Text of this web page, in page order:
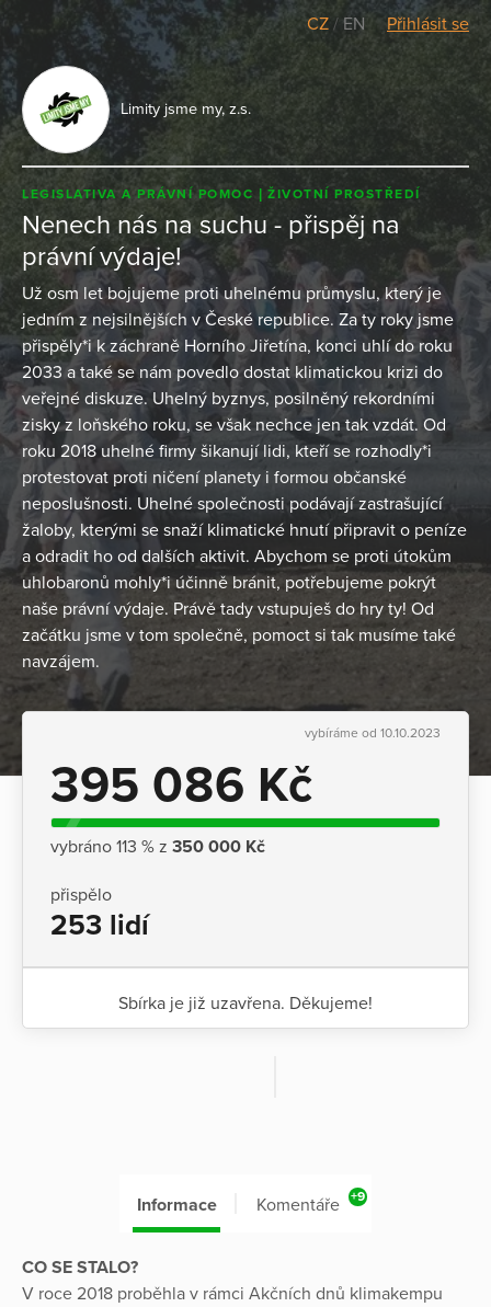
CZ / EN Přihlásit se
Limity jsme my, z.s.
LEGISLATIVA A PRÁVNÍ POMOC ŽIVOTNÍ PROSTŘEDÍ
Nenech nás na suchu - přispěj na
právní výdaje!
Už osm let bojujeme proti uhelnému průmyslu, který je
jedním z nejsilnějších v České republice. Za ty roky jsme
přispěly*i k záchraně Horního Jiřetína, konci uhlí do roku
2033 a také se nám povedlo dostat klimatickou krizi do
veřejné diskuze. Uhelný byznys, posilněný rekordními
zisky z loňského roku, se však nechce jen tak vzdát. Od
roku 2018 uhelné firmy šikanují lidi, kteří se rozhodly*i
protestovat proti ničení planety i formou občanské
neposlušnosti. Uhelné společnosti podávají zastrašující
žaloby, kterými se snaží klimatické hnutí připravit o peníze
a odradit ho od dalších aktivit. Abychom se proti útokům
uhlobaronů mohly*i účinně bránit, potřebujeme pokrýt
naše právní výdaje. Právě tady vstupuješ do hry ty! Od
začátku jsme v tom společně, pomoct si tak musíme také
navzájem.
vybíráme od 10.10.2023
395 086 Kč
vybráno 113 % z 350 000 Kč
přispělo
253 lidí
Sbírka je již uzavřena. Děkujeme!
Informace Komentáře +9
CO SE STALO?
V roce 2018 proběhla v rámci Akčních dnů klimakempu